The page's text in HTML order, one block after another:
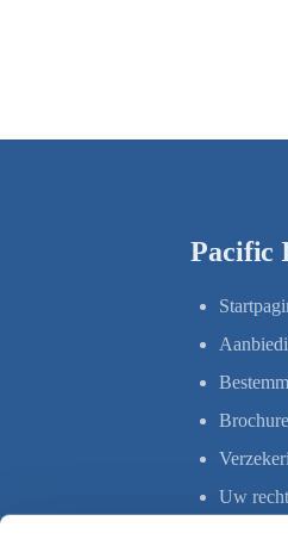
Pacific
Uw